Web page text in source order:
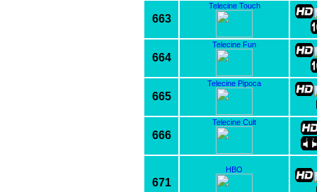
663
Telecine Touch
664
Telecine Fun
665
Telecine Pipoca
666
Telecine Cult
671
HBO